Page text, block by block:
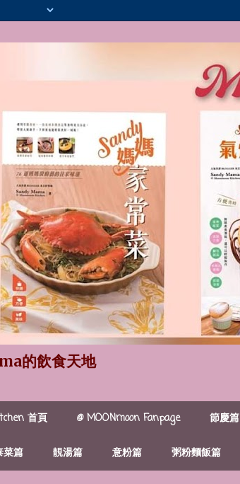
的飲食天地
首頁 @ MOONmoon Fanpage 節慶篇
菜篇 靚湯篇 意粉篇 粥粉麵飯篇